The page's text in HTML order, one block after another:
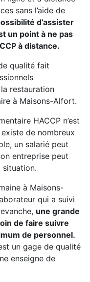
sans l’aide de
d’assister
un point à ne pas
à distance.
qualité fait
restauration
à Maisons-Alfort.
HACCP n’est
de nombreux
un salarié peut
entreprise peut
situation.
à Maisons-
qui a suivi
une grande
de faire suivre
de personnel.
un gage de qualité
enseigne de